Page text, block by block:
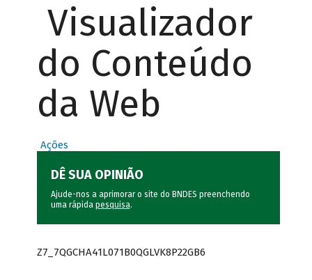
Visualizador
do Conteúdo
da Web
Ações
DÊ SUA OPINIÃO
Ajude-nos a aprimorar o site do BNDES preenchendo
uma rápida pesquisa.
Z7_7QGCHA41L071B0QGLVK8P22GB6